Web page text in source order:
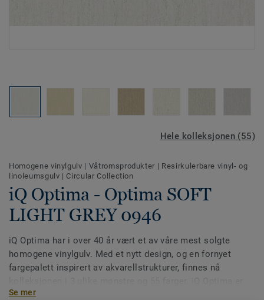
Hele kolleksjonen (55)
Homogene vinylgulv | Våtromsprodukter | Resirkulerbare vinyl- og
linoleumsgulv | Circular Collection
iQ Optima - Optima SOFT
LIGHT GREY 0946
iQ Optima har i over 40 år vært et av våre mest solgte
homogene vinylgulv. Med et nytt design, og en fornyet
fargepalett inspirert av akvarellstrukturer, finnes nå
kjent for sin PUR-overflate, som tydelig forlenger levetiden
Se mer